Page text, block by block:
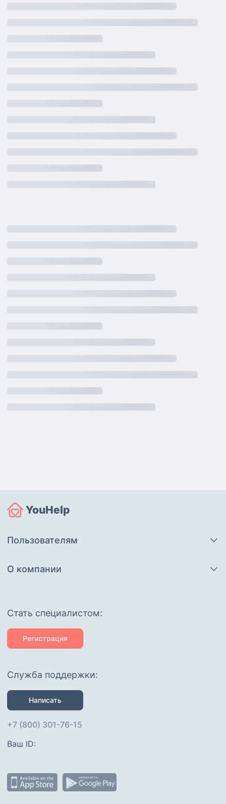
YouHelp
Пользователям
О компании
Cтать специалистом:
Регистрация
Служба поддержки:
Написать
+7 (800) 301-76-15
Ваш ID: